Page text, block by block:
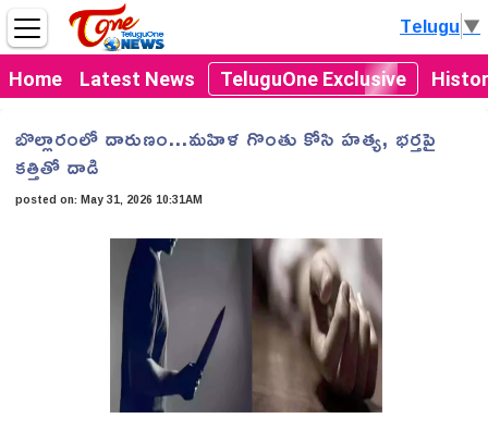
Home Latest News TeluguOne Exclusive
Telugu▼
బొల్లారంలో దారుణం...మహిళ గొంతు కోసి హత్య, భర్తపై
కత్తితో దాడి
posted on:May 31, 2026 10:31AM